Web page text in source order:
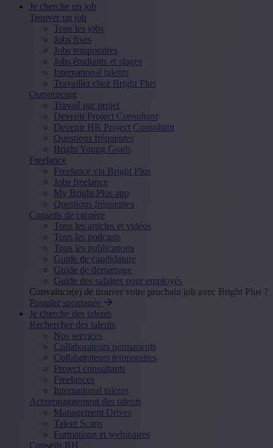
Je cherche un job
Trouver un job
Tous les jobs
Jobs fixes
Jobs temporaires
Jobs étudiants et stages
International talents
Travailler chez Bright Plus
Outsourcing
Travail par projet
Devenir Project Consultant
Devenir HR Project Consultant
Questions fréquentes
Bright Young Grads
Freelance
Freelance via Bright Plus
Jobs freelance
My Bright Plus app
Questions fréquentes
Conseils de carrière
Tous les articles et vidéos
Tous les podcasts
Tous les publications
Guide de candidature
Guide de démarrage
Guide des salaires pour employés
Convaincu(e) de trouver votre prochain job avec Bright Plus ?
Postuler spontanée
Je cherche des talents
Rechercher des talents
Nos services
Collaborateurs permanents
Collaborateurs temporaires
Project consultants
Freelances
International talents
Accompagnement des talents
Management Drives
Talent Scans
Formations et webinaires
Conseils RH